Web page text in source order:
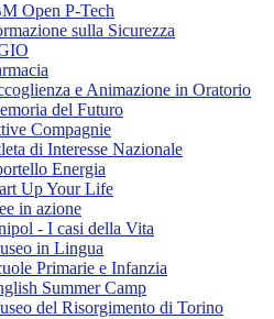
Open P-Tech
sulla Sicurezza
e Animazione in Oratorio
del Futuro
Compagnie
di Interesse Nazionale
Energia
Up Your Life
in azione
- I casi della Vita
in Lingua
Primarie e Infanzia
Summer Camp
del Risorgimento di Torino